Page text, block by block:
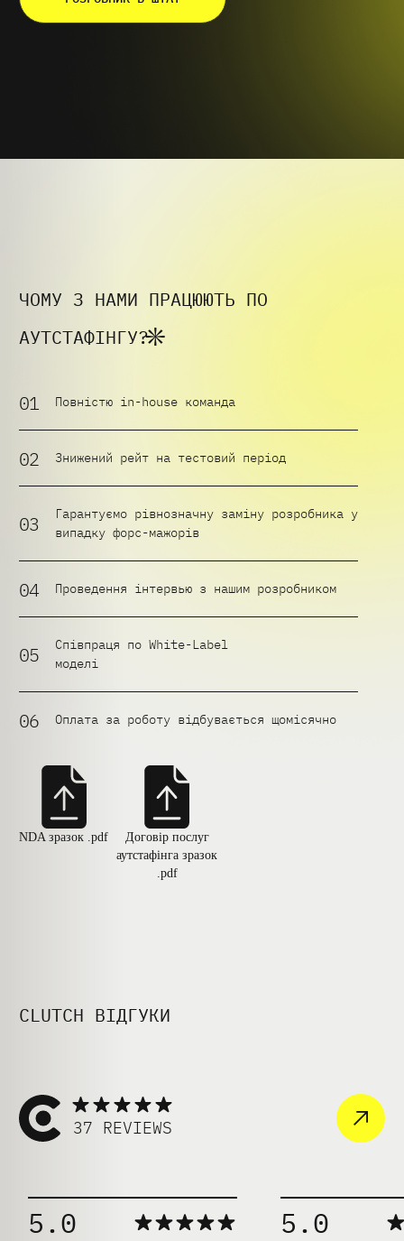
ЧОМУ З НАМИ ПРАЦЮЮТЬ ПО
АУТСТАФІНГУ?
Повністю in-house команда
Знижений рейт на тестовий період
Гарантуємо рівнозначну заміну розробника у
випадку форс-мажорів
Проведення інтервью з нашим розробником
Співпраця по White-Label
моделі
Оплата за роботу відбувається щомісячно
NDA зразок .pdf
Договір послуг
аутстафінга зразок
.pdf
CLUTCH ВІДГУКИ
37 REVIEWS
5.0 5.0